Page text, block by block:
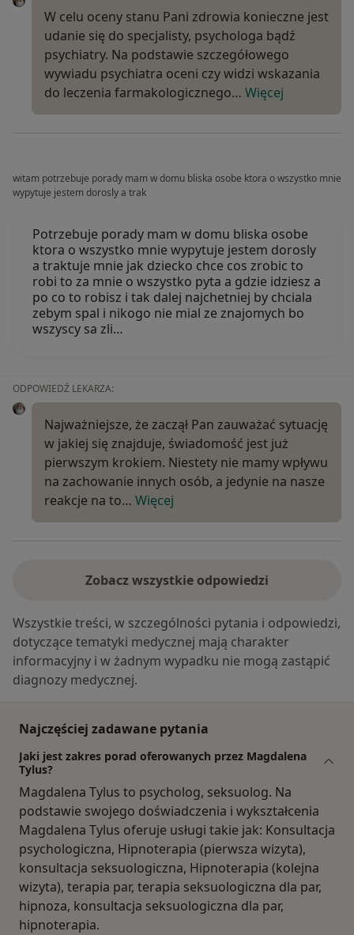
W celu oceny stanu Pani zdrowia konieczne jest
udanie się do specjalisty, psychologa bądź
psychiatry. Na podstawie szczegółowego
wywiadu psychiatra oceni czy widzi wskazania
do leczenia farmakologicznego… Więcej
witam potrzebuje porady mam w domu bliska osobe ktora o wszystko mnie
wypytuje jestem dorosly a trak
Potrzebuje porady mam w domu bliska osobe
ktora o wszystko mnie wypytuje jestem dorosly
a traktuje mnie jak dziecko chce cos zrobic to
robi to za mnie o wszystko pyta a gdzie idziesz a
po co to robisz i tak dalej najchetniej by chciala
zebym spal i nikogo nie mial ze znajomych bo
wszyscy sa zli…
ODPOWIEDŹ LEKARZA:
Najważniejsze, że zaczął Pan zauważać sytuację
w jakiej się znajduje, świadomość jest już
pierwszym krokiem. Niestety nie mamy wpływu
na zachowanie innych osób, a jedynie na nasze
reakcje na to… Więcej
Zobacz wszystkie odpowiedzi
Wszystkie treści, w szczególności pytania i odpowiedzi,
dotyczące tematyki medycznej mają charakter
informacyjny i w żadnym wypadku nie mogą zastąpić
diagnozy medycznej.
Najczęściej zadawane pytania
Jaki jest zakres porad oferowanych przez Magdalena
Tylus?
Magdalena Tylus to psycholog, seksuolog. Na
podstawie swojego doświadczenia i wykształcenia
Magdalena Tylus oferuje usługi takie jak: Konsultacja
psychologiczna, Hipnoterapia (pierwsza wizyta),
konsultacja seksuologiczna, Hipnoterapia (kolejna
wizyta), terapia par, terapia seksuologiczna dla par,
hipnoza, konsultacja seksuologiczna dla par,
hipnoterapia.